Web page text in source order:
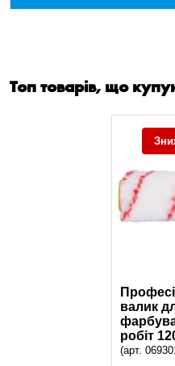
Топ товарів, що
валик
робіт
(арт.